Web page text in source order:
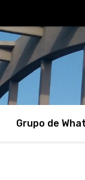
Grupo de